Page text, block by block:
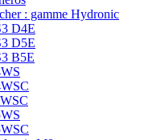
: gamme Hydronic
D4E
D5E
B5E